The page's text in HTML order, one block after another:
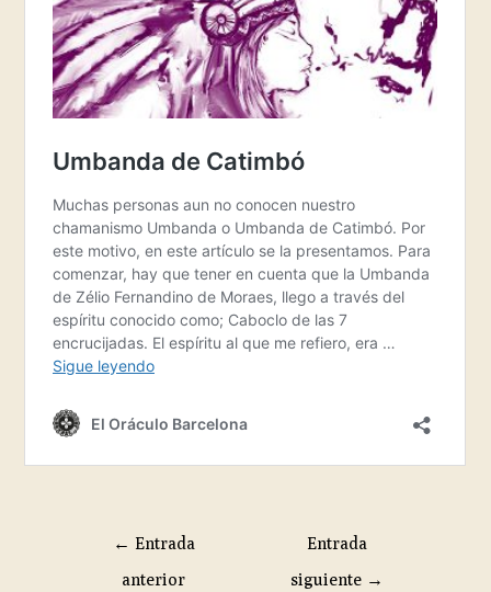
← Entrada
anterior
Entrada
siguiente →